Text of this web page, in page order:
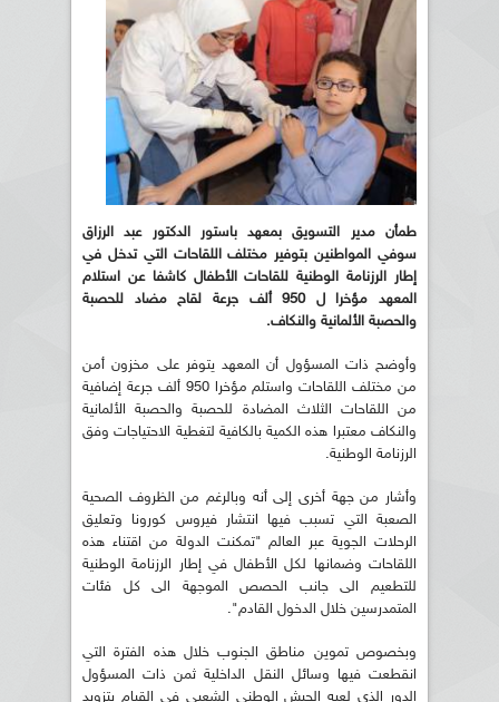
طمأن مدير التسويق بمعهد باستور الدكتور عبد الرزاق
سوفي المواطنين بتوفير مختلف اللقاحات التي تدخل في
إطار الرزنامة الوطنية للقاحات الأطفال كاشفا عن استلام
المعهد مؤخرا ل 950 ألف جرعة لقاح مضاد للحصبة
والحصبة الألمانية والنكاف.
وأوضح ذات المسؤول أن المعهد يتوفر على مخزون أمن
من مختلف اللقاحات واستلم مؤخرا 950 ألف جرعة إضافية
من اللقاحات الثلاث المضادة للحصبة والحصبة الألمانية
والنكاف معتبرا هذه الكمية بالكافية لتغطية الاحتياجات وفق
الرزنامة الوطنية.
وأشار من جهة أخرى إلى أنه وبالرغم من الظروف الصحية
الصعبة التي تسبب فيها انتشار فيروس كورونا وتعليق
الرحلات الجوية عبر العالم "تمكنت الدولة من اقتناء هذه
اللقاحات وضمانها لكل الأطفال في إطار الرزنامة الوطنية
للتطعيم الى جانب الحصص الموجهة الى كل فئات
المتمدرسين خلال الدخول القادم".
وبخصوص تموين مناطق الجنوب خلال هذه الفترة التي
انقطعت فيها وسائل النقل الداخلية ثمن ذات المسؤول
الدور الذي لعبه الجيش الوطني الشعبي في القيام بتزويد